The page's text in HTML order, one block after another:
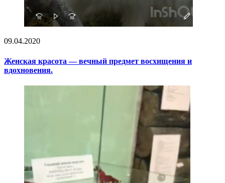
09.04.2020
Женская красота — вечный предмет восхищения и
вдохновения.